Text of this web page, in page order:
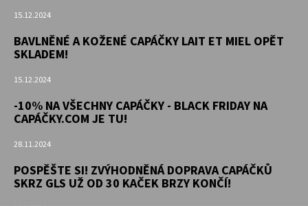
15.12.2024
BAVLNĚNÉ A KOŽENÉ CAPÁČKY LAIT ET MIEL OPĚT
SKLADEM!
15.12.2024
-10% NA VŠECHNY CAPÁČKY - BLACK FRIDAY NA
CAPÁČKY.COM JE TU!
28.11.2024
POSPĚŠTE SI! ZVÝHODNĚNÁ DOPRAVA CAPÁČKŮ
SKRZ GLS UŽ OD 30 KAČEK BRZY KONČÍ!